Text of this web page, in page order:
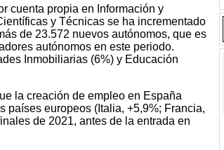
cuenta propia en Información y
y Técnicas se ha incrementado
de 23.572 nuevos autónomos, que es
autónomos en este periodo.
Inmobiliarias (6%) y Educación
la creación de empleo en España
países europeos (Italia, +5,9%; Francia,
de 2021, antes de la entrada en